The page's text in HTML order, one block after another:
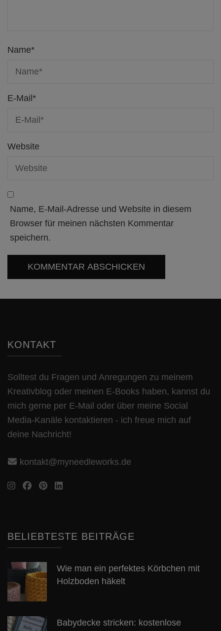
Name*
E-Mail*
Website
Name, E-Mail-Adresse und Website in diesem
Browser für meinen nächsten Kommentar
speichern.
KONTAKT
Solltest du Fragen und Anregungen zu meinem
Kreativblog oder meinen E-Books haben, kannst du
mich gerne per E-Mail oder über meine Social
Media-Kanäle kontaktieren - ich freue mich auf
deine Nachricht!
kontakt@myneedleworks.de
BELIEBTESTE BEITRÄGE
Wie man ein perfektes Körbchen mit
Holzboden häkelt
Babydecke stricken: kostenlose